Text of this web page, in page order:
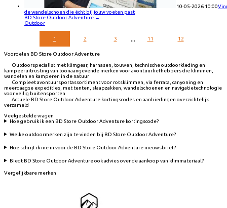
10-05-2026 10:00
de wandelschoen die écht bij jouw voeten past
BD Store Outdoor Adventure →
Outdoor
1 2 3 ... 11 12
Voordelen BD Store Outdoor Adventure
Outdoorspecialist met klimgear, harnasen, touwen, technische outdoorkleding en
kampeeruitrusting van toonaangevende merken voor avontuurliefhebbers die klimmen,
wandelen en kamperen in de natuur
Compleet avontuursportassortiment voor rotsklimmen, via ferrata, canyoning en
meerdaagse expedities, met tenten, slaapzakken, wandelschoenen en navigatietechnologie
voor veilig buitensporten
Actuele BD Store Outdoor Adventure kortingscodes en aanbiedingen overzichtelijk
verzameld
Veelgestelde vragen
Hoe gebruik ik een BD Store Outdoor Adventure kortingscode?
Welke outdoormerken zijn te vinden bij BD Store Outdoor Adventure?
Hoe schrijf ik me in voor de BD Store Outdoor Adventure nieuwsbrief?
Biedt BD Store Outdoor Adventure ook advies over de aankoop van klimmateriaal?
Vergelijkbare merken